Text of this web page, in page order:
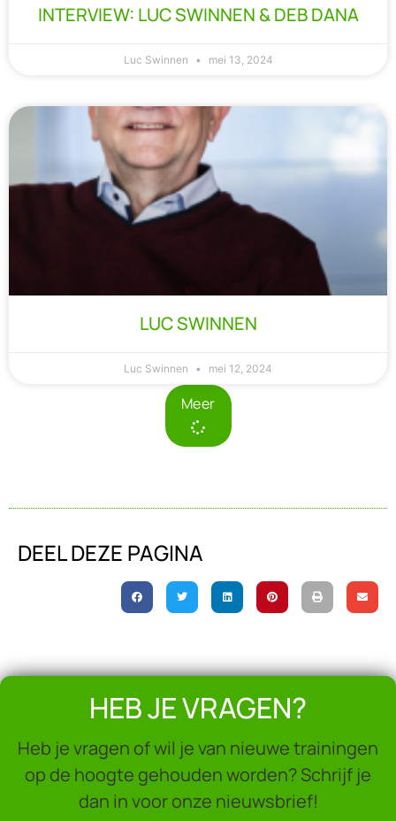
INTERVIEW: LUC SWINNEN & DEB DANA
Luc Swinnen mei 13, 2024
LUC SWINNEN​
Luc Swinnen mei 12, 2024
Meer
DEEL DEZE PAGINA
HEB JE VRAGEN?
Heb je vragen of wil je van nieuwe trainingen
op de hoogte gehouden worden? Schrijf je
dan in voor onze nieuwsbrief!